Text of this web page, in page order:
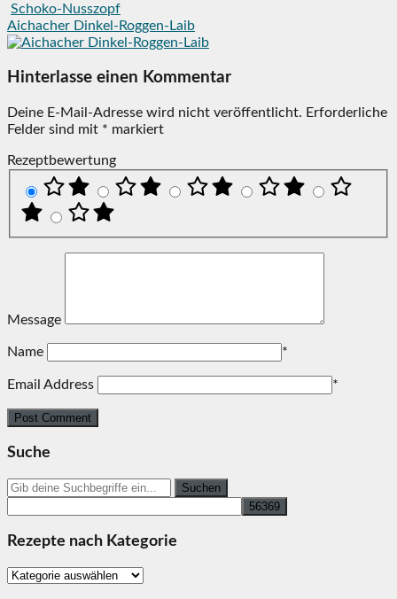
Schoko-Nusszopf
Aichacher Dinkel-Roggen-Laib
Hinterlasse einen Kommentar
Deine E-Mail-Adresse wird nicht veröffentlicht. Erforderliche
Felder sind mit * markiert
Rezeptbewertung
Message
Name *
Email Address *
Suche
Search
for:
Rezepte nach Kategorie
Rezepte